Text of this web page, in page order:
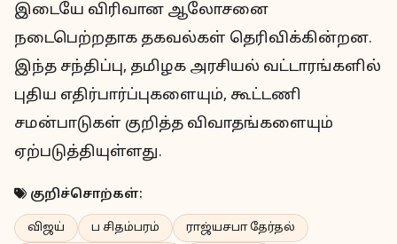
இடையே விரிவான ஆலோசனை
நடைபெற்றதாக தகவல்கள் தெரிவிக்கின்றன.
இந்த சந்திப்பு, தமிழக அரசியல் வட்டாரங்களில்
புதிய எதிர்பார்ப்புகளையும், கூட்டணி
சமன்பாடுகள் குறித்த விவாதங்களையும்
ஏற்படுத்தியுள்ளது.
குறிச்சொற்கள்:
விஜய் ப சிதம்பரம்
ராஜ்யசபா தேர்தல்